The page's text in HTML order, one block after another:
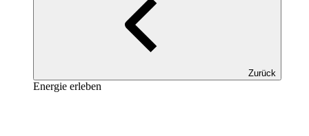
Zurück
Energie erleben